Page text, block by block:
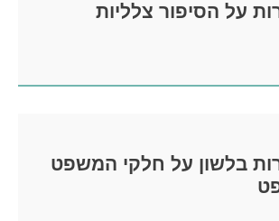
על הסיפור צלליות
בלשון על חלקי המשפט